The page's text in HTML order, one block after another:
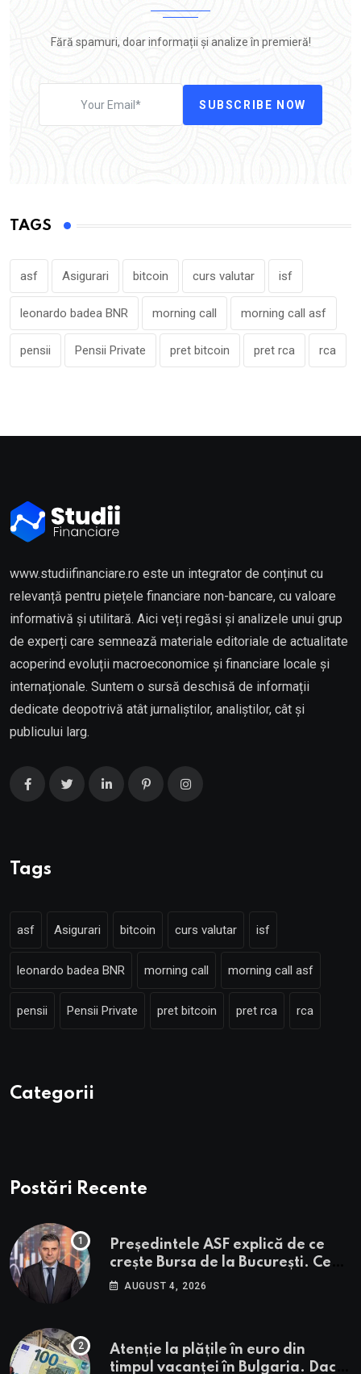
Fără spamuri, doar informații și analize în premieră!
SUBSCRIBE NOW
TAGS
asf Asigurari bitcoin curs valutar isf
leonardo badea BNR morning call morning call asf
pensii Pensii Private pret bitcoin pret rca rca
www.studiifinanciare.ro este un integrator de conținut cu
relevanță pentru piețele financiare non-bancare, cu valoare
informativă și utilitară. Aici veți regăsi și analizele unui grup
de experți care semnează materiale editoriale de actualitate
acoperind evoluții macroeconomice și financiare locale și
internaționale. Suntem o sursă deschisă de informații
dedicate deopotrivă atât jurnaliștilor, analiștilor, cât și
publicului larg.
Tags
asf Asigurari bitcoin curs valutar isf
leonardo badea BNR morning call morning call asf
pensii Pensii Private pret bitcoin pret rca rca
Categorii
Postări Recente
Președintele ASF explică de ce
crește Bursa de la București. Ce
urmează pentru BVB potrivit lui
AUGUST 4, 2026
Atenție la plățile în euro din
timpul vacanței în Bulgaria. Dacă